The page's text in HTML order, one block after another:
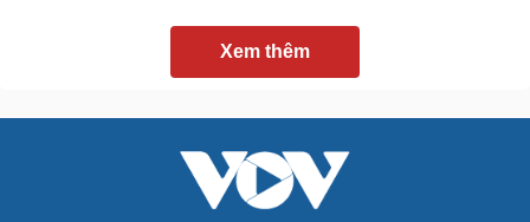
Xem thêm